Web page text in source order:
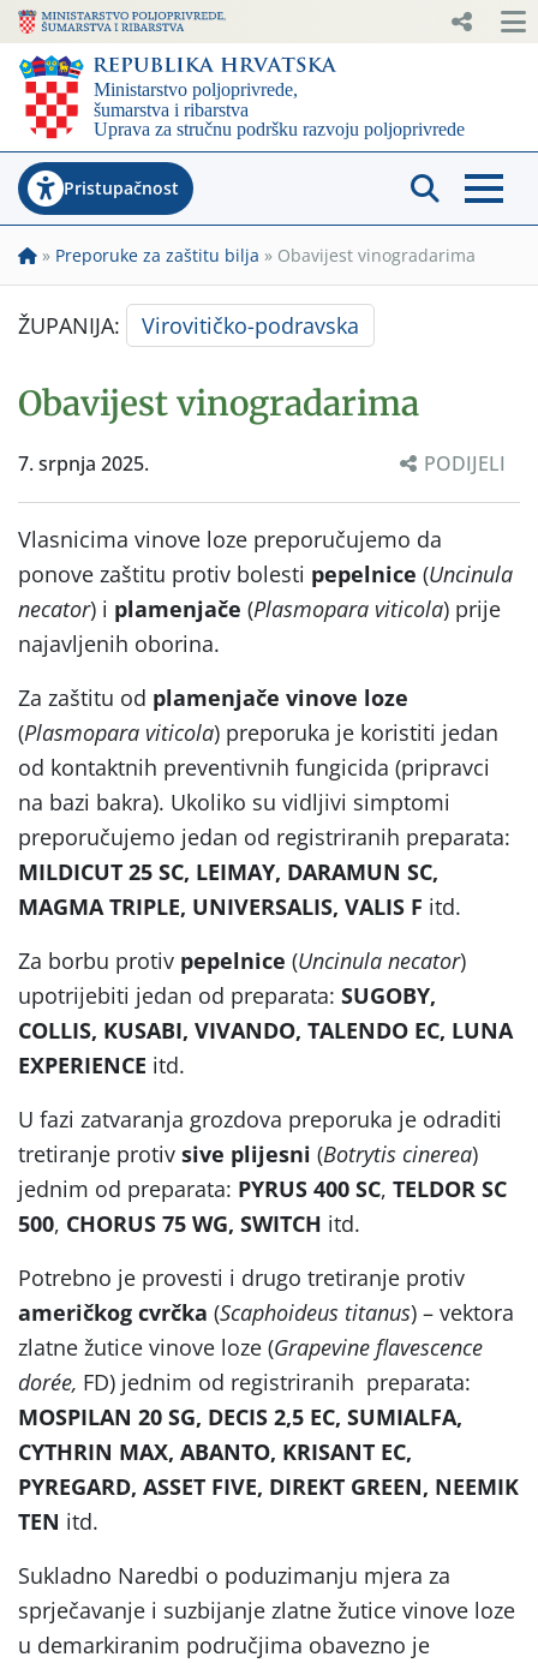
Pristupačnost
» Preporuke za zaštitu bilja » Obavijest vinogradarima
ŽUPANIJA: Virovitičko-podravska
Obavijest vinogradarima
7. srpnja 2025. PODIJELI
Vlasnicima vinove loze preporučujemo da
ponove zaštitu protiv bolesti pepelnice (Uncinula
necator) i plamenjače (Plasmopara viticola) prije
najavljenih oborina.
Za zaštitu od plamenjače vinove loze
(Plasmopara viticola) preporuka je koristiti jedan
od kontaktnih preventivnih fungicida (pripravci
na bazi bakra). Ukoliko su vidljivi simptomi
preporučujemo jedan od registriranih preparata:
MILDICUT 25 SC, LEIMAY, DARAMUN SC,
MAGMA TRIPLE, UNIVERSALIS, VALIS F itd.
Za borbu protiv pepelnice (Uncinula necator)
upotrijebiti jedan od preparata: SUGOBY,
COLLIS, KUSABI, VIVANDO, TALENDO EC, LUNA
EXPERIENCE itd.
U fazi zatvaranja grozdova preporuka je odraditi
tretiranje protiv sive plijesni (Botrytis cinerea)
jednim od preparata: PYRUS 400 SC, TELDOR SC
500, CHORUS 75 WG, SWITCH itd.
Potrebno je provesti i drugo tretiranje protiv
američkog cvrčka (Scaphoideus titanus) – vektora
zlatne žutice vinove loze (Grapevine flavescence
dorée, FD) jednim od registriranih preparata:
MOSPILAN 20 SG, DECIS 2,5 EC, SUMIALFA,
CYTHRIN MAX, ABANTO, KRISANT EC,
PYREGARD, ASSET FIVE, DIREKT GREEN, NEEMIK
TEN itd.
Sukladno Naredbi o poduzimanju mjera za
sprječavanje i suzbijanje zlatne žutice vinove loze
u demarkiranim područjima obavezno je